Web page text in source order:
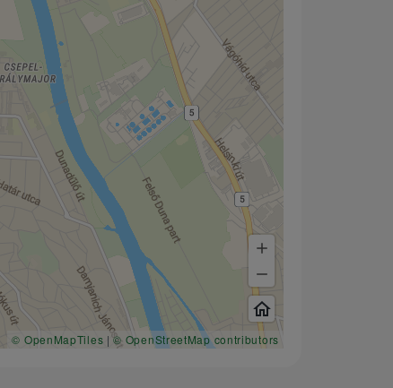
© OpenMapTiles |© OpenStreetMap contributors